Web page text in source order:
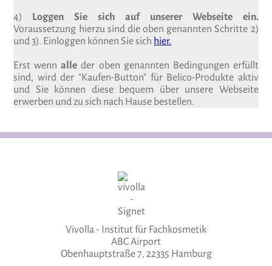
4) Loggen Sie sich auf unserer Webseite ein.
Voraussetzung hierzu sind die oben genannten Schritte 2)
und 3). Einloggen können Sie sich hier.
Erst wennalle der oben genannten Bedingungen erfüllt
sind, wird der "Kaufen-Button" für Belico-Produkte aktiv
und Sie können diese bequem über unsere Webseite
erwerben und zu sich nach Hause bestellen.
Vivolla - Institut für Fachkosmetik
ABC Airport
Obenhauptstraße 7, 22335 Hamburg